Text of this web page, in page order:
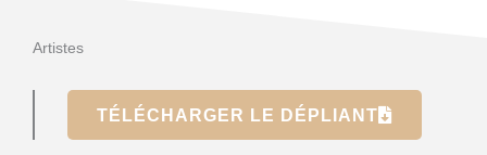
Artistes
TÉLÉCHARGER LE DÉPLIANT